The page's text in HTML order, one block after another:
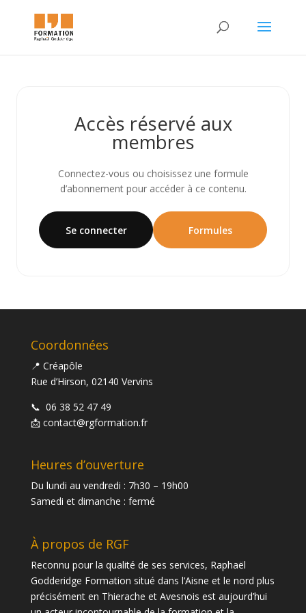
Accès réservé aux
membres
Connectez-vous ou choisissez une formule
d’abonnement pour accéder à ce contenu.
Se connecter Formules
Coordonnées
📍 Créapôle
Rue d’Hirson, 02140 Vervins
📞 06 38 52 47 49
📩 contact@rgformation.fr
Heures d’ouverture
Du lundi au vendredi : 7h30 – 19h00
Samedi et dimanche : fermé
À propos de RGF
Reconnu pour la qualité de ses services, Raphaël
Godderidge Formation situé dans l’Aisne et le nord plus
précisément en Thierache et Avesnois est aujourd’hui